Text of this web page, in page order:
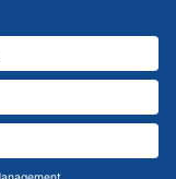
Rechte vorbehalten.